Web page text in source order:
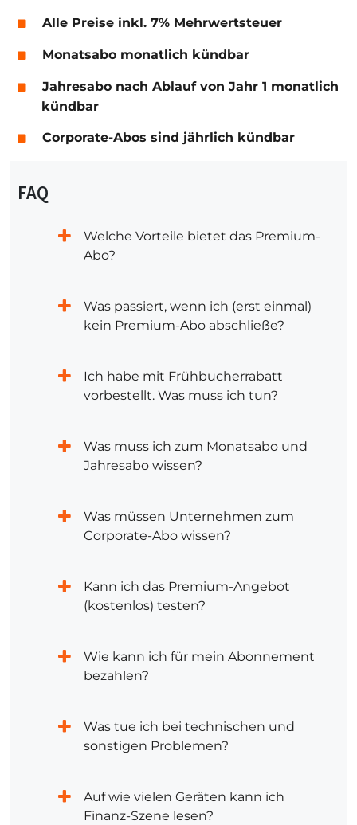
Alle Preise inkl. 7% Mehrwertsteuer
Monatsabo monatlich kündbar
Jahresabo nach Ablauf von Jahr 1 monatlich
kündbar
Corporate-Abos sind jährlich kündbar
FAQ
Welche Vorteile bietet das Premium-
Abo?
Was passiert, wenn ich (erst einmal)
kein Premium-Abo abschließe?
Ich habe mit Frühbucherrabatt
vorbestellt. Was muss ich tun?
Was muss ich zum Monatsabo und
Jahresabo wissen?
Was müssen Unternehmen zum
Corporate-Abo wissen?
Kann ich das Premium-Angebot
(kostenlos) testen?
Wie kann ich für mein Abonnement
bezahlen?
Was tue ich bei technischen und
sonstigen Problemen?
Auf wie vielen Geräten kann ich
Finanz-Szene lesen?